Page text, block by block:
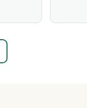
v novem zavihku)